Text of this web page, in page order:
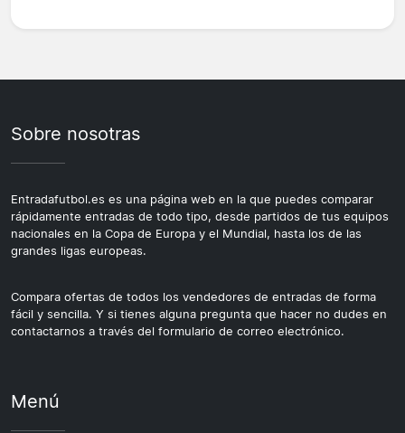
Sobre nosotras
Entradafutbol.es es una página web en la que puedes comparar
rápidamente entradas de todo tipo, desde partidos de tus equipos
nacionales en la Copa de Europa y el Mundial, hasta los de las
grandes ligas europeas.
Compara ofertas de todos los vendedores de entradas de forma
fácil y sencilla. Y si tienes alguna pregunta que hacer no dudes en
contactarnos a través del formulario de correo electrónico.
Menú